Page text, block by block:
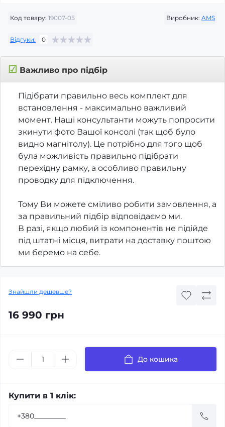
Код товару: 19007-05 Виробник: AMS
Відгуки: 0
☑ Важливо про підбір
Підібрати правильно весь комплект для
встановлення - максимально важливий
момент. Наші консультанти можуть попросити
зкинути фото Вашої консолі (так щоб було
видно магнітолу). Це потрібно для того щоб
була можливість правильно підібрати
перехідну рамку, а особливо правильну
проводку для підключення.
Тому Ви можете сміливо робити замовлення, а
за правильний підбір відповідаємо ми.
В разі, якщо любий із компонентів не підійде
під штатні місця, витрати на доставку поштою
ми беремо на себе.
Знайшли дешевше?
16 990 грн
До кошика
Купити в 1 клік: